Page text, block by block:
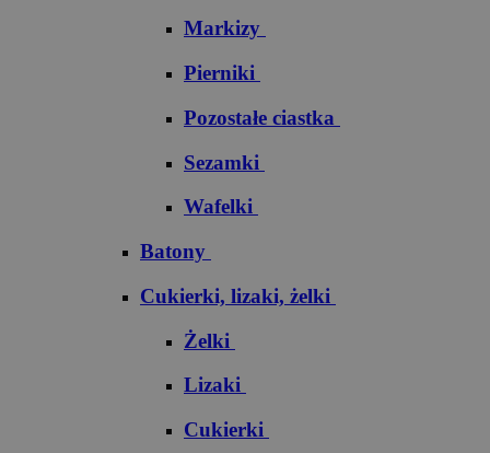
Markizy
Pierniki
Pozostałe ciastka
Sezamki
Wafelki
Batony
Cukierki, lizaki, żelki
Żelki
Lizaki
Cukierki